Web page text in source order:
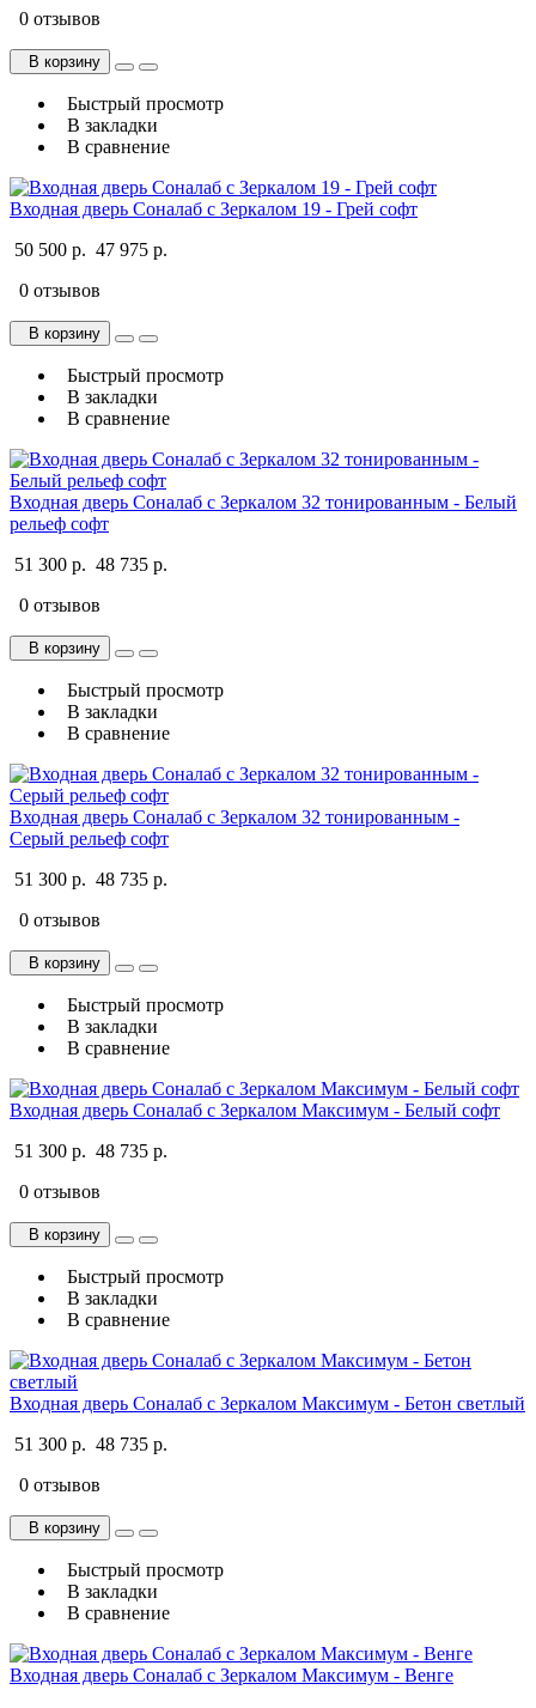
0 отзывов
В корзину
Быстрый просмотр
В закладки
В сравнение
Входная дверь Соналаб с Зеркалом 19 - Грей софт
50 500 р. 47 975 р.
0 отзывов
В корзину
Быстрый просмотр
В закладки
В сравнение
Входная дверь Соналаб с Зеркалом 32 тонированным - Белый
рельеф софт
51 300 р. 48 735 р.
0 отзывов
В корзину
Быстрый просмотр
В закладки
В сравнение
Входная дверь Соналаб с Зеркалом 32 тонированным -
Серый рельеф софт
51 300 р. 48 735 р.
0 отзывов
В корзину
Быстрый просмотр
В закладки
В сравнение
Входная дверь Соналаб с Зеркалом Максимум - Белый софт
51 300 р. 48 735 р.
0 отзывов
В корзину
Быстрый просмотр
В закладки
В сравнение
Входная дверь Соналаб с Зеркалом Максимум - Бетон светлый
51 300 р. 48 735 р.
0 отзывов
В корзину
Быстрый просмотр
В закладки
В сравнение
Входная дверь Соналаб с Зеркалом Максимум - Венге